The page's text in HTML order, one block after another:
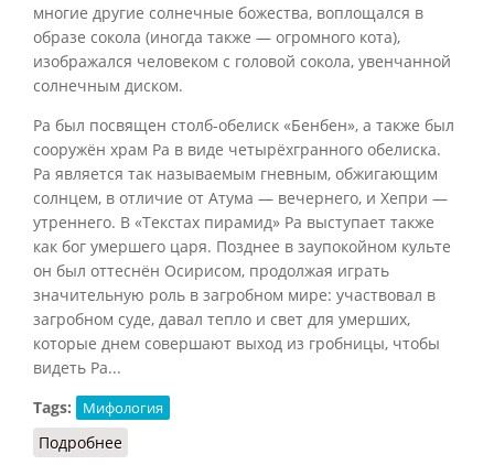
многие другие солнечные божества, воплощался в
образе сокола (иногда также — огромного кота),
изображался человеком с головой сокола, увенчанной
солнечным диском.
Ра был посвящен столб-обелиск «Бенбен», а также был
сооружён храм Ра в виде четырёхгранного обелиска.
Ра является так называемым гневным, обжигающим
солнцем, в отличие от Атума — вечернего, и Хепри —
утреннего. В «Текстах пирамид» Ра выступает также
как бог умершего царя. Позднее в заупокойном культе
он был оттеснён Осирисом, продолжая играть
значительную роль в загробном мире: участвовал в
загробном суде, давал тепло и свет для умерших,
которые днем совершают выход из гробницы, чтобы
видеть Ра...
Tags:
Мифология
Подробнее